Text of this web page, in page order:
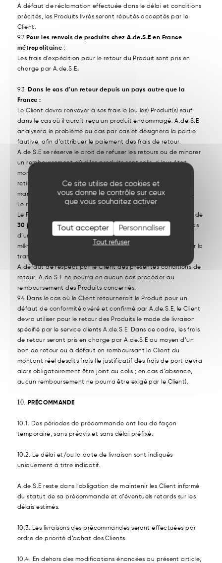
Ce site utilise des cookies et
vous donne le contrôle sur ceux
que vous souhaitez activer
Tout accepter
Tout refuser
Personnaliser
À défaut de réclamation effectuée dans le délai et conditions
précités, les Produits livrés seront réputés acceptés par le
Client.
9.2 Pour les renvois de produits chez A.de.S.E en France
métropolitaine :
Les frais d’expédition pour le retour du Produit sont pris en
charge par A.de.S.E.
9.3. Dans le cas d’un retour depuis un pays autre que la
France :
Le Client devra renvoyer à ses frais le (ou les) Produit(s) sauf
dans le cas où il aurait reçu un produit endommagé. A.de.S.E
analysera le problème au cas par cas et désignera la partie
fautive, afin d’attribuer le paiement des frais de retour.
A.de.S.E se réserve le droit de refuser les retours ou de minorer
un remboursement dû si les produits sont salis, si leur état
montre qu’ils ont été portés ou si les étiquettes ont été
retirées, et si la perte de valeur du produit est le fruit d’une
manipulation ou d’une utilisation inutile de la part du Client.
Le retour se fait aux risques du Client.
Le Produit retourné sera remboursé dans un délai maximum de
30 jours
à compter de sa réception par A.de.S.E. Dans le cas
d’un remboursement, celui-ci sera effectué en utilisant le
même moyen de paiement que celui utilisé par le Client pour la
transaction initiale.
A défaut de respect par le Client des présentes conditions de
retour, A.de.S.E ne pourra en aucun cas procéder au
remboursement des Produits concernés.
9.4 Dans le cas où le Client retournerait le Produit pour un
défaut de conformité avéré et confirmé par A.de.S.E, le Client
devra utiliser pour le retour des Produits le mode de livraison
spécifié par le service clients A.de.S.E. Dans ce cadre, les frais
de retour seront pris en charge par A.de.S.E au moyen d’un
bon de retour ou à défaut en remboursant le Client du
montant réel desdits frais (le justificatif des frais de port devra
alors obligatoirement être joint au colis ; en cas d’absence,
aucun remboursement ne pourra être exigé par le Client).
PRÉCOMMANDE
10.1. Des périodes de précommande ont lieu de façon
temporaire, sans préavis et sans délai préfixé.
10.2. Le délai et/ou la date de livraison sont indiqués
uniquement à titre indicatif.
A.de.S.E reste dans l’obligation de maintenir les Client informé
du statut de sa précommande et d’éventuels retards sur les
délais estimés.
10.3. Les livraisons des précommandes seront effectuées par
ordre de priorité d’achat des Clients.
10.4. En dehors des modifications énoncées au présent article,